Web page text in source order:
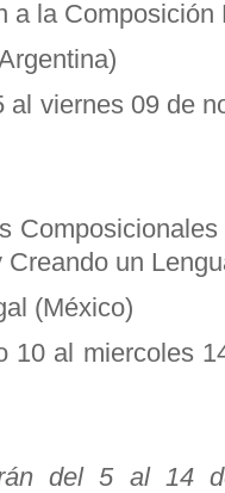
la Composición
viernes 09 de
un
(México)
al miercoles
del 5 al 14